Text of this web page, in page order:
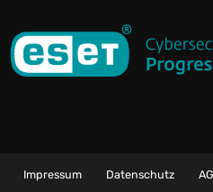
Impressum Datenschutz